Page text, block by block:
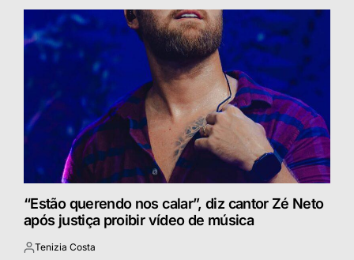
“Estão querendo nos calar”, diz cantor Zé Neto
após justiça proibir vídeo de música
Postado
Tenizia Costa